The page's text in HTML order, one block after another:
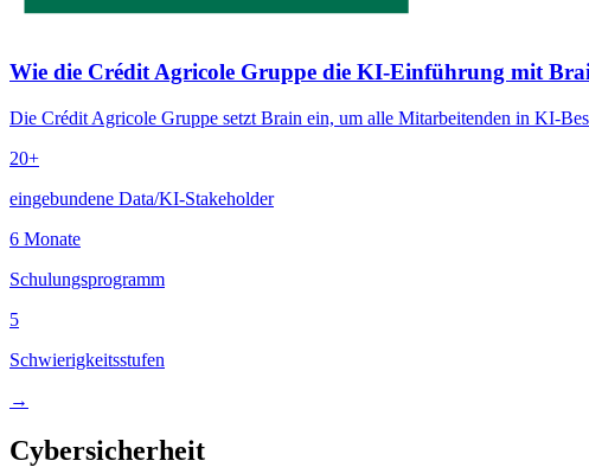
Wie die Crédit Agricole Gruppe die KI-Einführung mit
Die Crédit Agricole Gruppe setzt Brain ein, um alle Mitarbeitenden in KI-
20+
eingebundene Data/KI-Stakeholder
6 Monate
Schulungsprogramm
5
Schwierigkeitsstufen
→
Cybersicherheit